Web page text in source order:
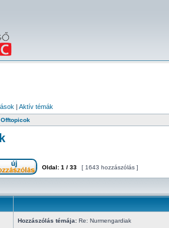
| Aktív témák
Offtopicok
Oldal: 1 / 33 [ 1643 hozzászólás ]
Hozzászólás témája: Re: Nurmengardiak